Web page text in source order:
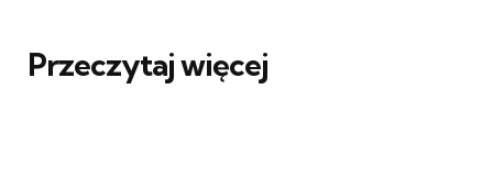
Przeczytaj więcej